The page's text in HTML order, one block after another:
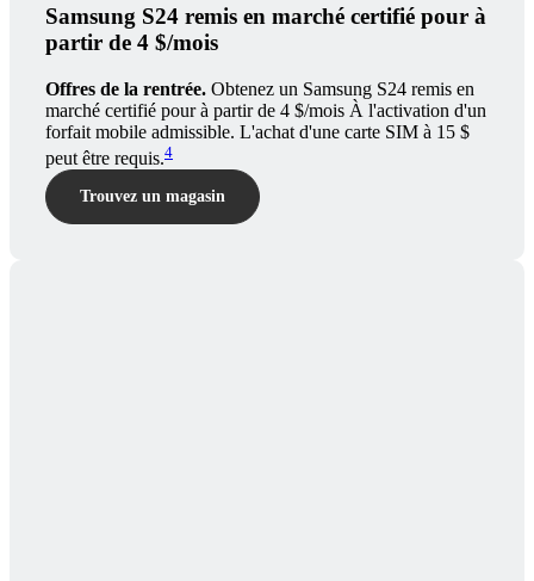
Samsung S24 remis en marché certifié pour à
partir de 4 $/mois
Offres de la rentrée. Obtenez un Samsung S24 remis en
marché certifié pour à partir de 4 $/mois À l'activation d'un
forfait mobile admissible. L'achat d'une carte SIM à 15 $
peut être requis.4
Trouvez un magasin